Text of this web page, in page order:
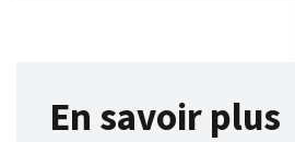
En savoir plus